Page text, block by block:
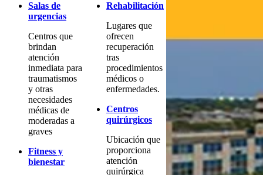
Salas de
urgencias
Centros que
brindan
atención
inmediata para
traumatismos
y otras
necesidades
médicas de
moderadas a
graves
Fitness y
bienestar
Rehabilitación
Lugares que
ofrecen
recuperación
tras
procedimientos
médicos o
enfermedades.
Centros
quirúrgicos
Ubicación que
proporciona
atención
quirúrgica